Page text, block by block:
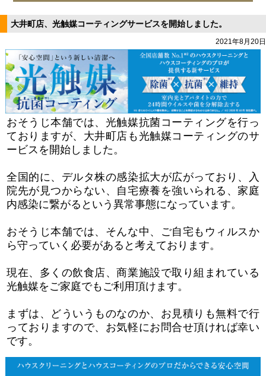
大井町店、光触媒コーティングサービスを開始しました。
2021年8月20日
おそうじ本舗では、光触媒抗菌コーティングを行っ
ておりますが、大井町店も光触媒コーティングのサ
ービスを開始しました。
全国的に、デルタ株の感染拡大が広がっており、入
院先が見つからない、自宅療養を強いられる、家庭
内感染に繋がるという異常事態になっています。
おそうじ本舗では、そんな中、ご自宅もウィルスか
ら守っていく必要があると考えております。
現在、多くの飲食店、商業施設で取り組まれている
光触媒をご家庭でもご利用頂けます。
まずは、どういうものなのか、お見積りも無料で行
っておりますので、お気軽にお問合せ頂ければ幸い
です。